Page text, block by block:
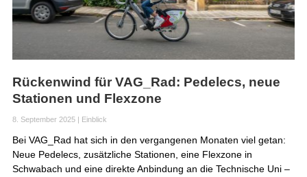
Rückenwind für VAG_Rad: Pedelecs, neue
Stationen und Flexzone
8. September 2025| Einblick
Bei VAG_Rad hat sich in den vergangenen Monaten viel getan:
Neue Pedelecs, zusätzliche Stationen, eine Flexzone in
Schwabach und eine direkte Anbindung an die Technische Uni –